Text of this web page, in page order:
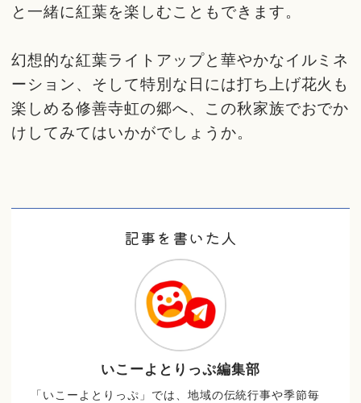
と一緒に紅葉を楽しむこともできます。
幻想的な紅葉ライトアップと華やかなイルミネ
ーション、そして特別な日には打ち上げ花火も
楽しめる修善寺虹の郷へ、この秋家族でおでか
けしてみてはいかがでしょうか。
記事を書いた人
いこーよとりっぷ編集部
「いこーよとりっぷ」では、地域の伝統行事や季節毎